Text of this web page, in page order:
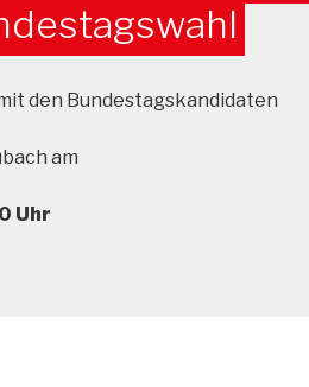
den Bundestagskandidaten
am
Uhr